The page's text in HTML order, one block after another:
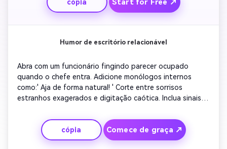
gestos expressivos e música de fundo otimista para
melhorar o tempo cômico. Ideal para exibir personalidade
enquanto se junta às tendências virais.
cópia Start for Free ↗
Humor de escritório relacionável
Abra com um funcionário fingindo parecer ocupado
quando o chefe entra. Adicione monólogos internos
como:' Aja de forma natural! ' Corte entre sorrisos
estranhos exagerados e digitação caótica. Inclua sinais
aparecendo para dizer que é fim de semana. Simples,
relacionável e perfeito para o humor de mídia social no
local de trabalho.
cópia Comece de graça ↗